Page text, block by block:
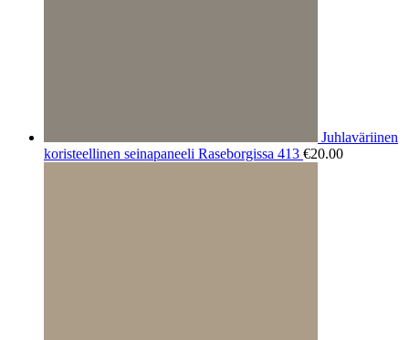
Juhlaväriinen
koristeellinen seinapaneeli Raseborgissa 413 €20.00